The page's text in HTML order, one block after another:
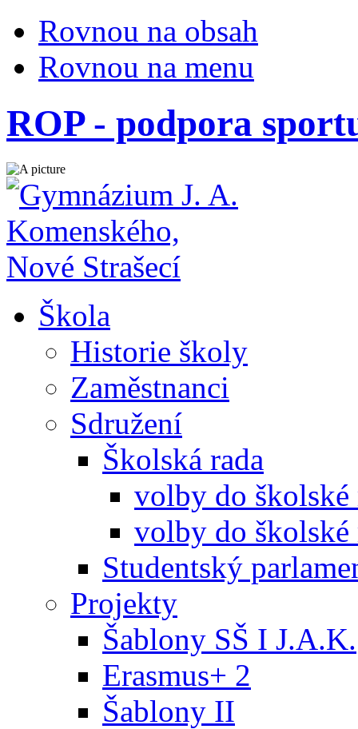
Rovnou na obsah
Rovnou na menu
ROP - podpora
Škola
Historie školy
Zaměstnanci
Sdružení
Školská rada
volby do školské
volby do
Studentský
Projekty
Šablony SŠ I J.A.K.
Erasmus+ 2
Šablony II